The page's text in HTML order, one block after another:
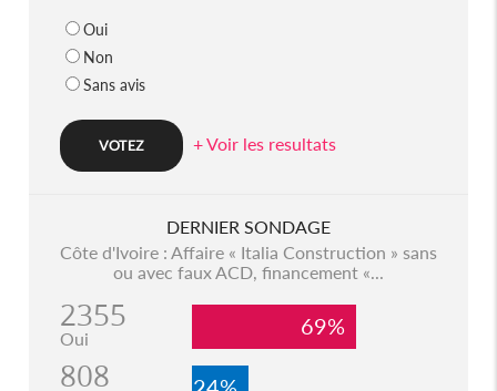
Oui
Non
Sans avis
+ Voir les resultats
DERNIER SONDAGE
Côte d'Ivoire : Affaire « Italia Construction » sans
ou avec faux ACD, financement «...
2355
Oui 69%
808